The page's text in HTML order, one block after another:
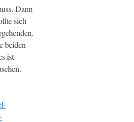
Dann
sich
beiden
ist